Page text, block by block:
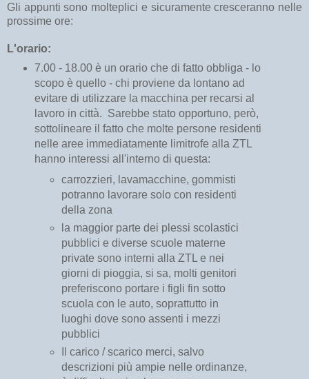
Gli appunti sono molteplici e sicuramente cresceranno nelle
prossime ore:
L'orario:
7.00 - 18.00 è un orario che di fatto obbliga - lo
scopo è quello - chi proviene da lontano ad
evitare di utilizzare la macchina per recarsi al
lavoro in città. Sarebbe stato opportuno, però,
sottolineare il fatto che molte persone residenti
nelle aree immediatamente limitrofe alla ZTL
hanno interessi all'interno di questa:
carrozzieri, lavamacchine, gommisti
potranno lavorare solo con residenti
della zona
la maggior parte dei plessi scolastici
pubblici e diverse scuole materne
private sono interni alla ZTL e nei
giorni di pioggia, si sa, molti genitori
preferiscono portare i figli fin sotto
scuola con le auto, soprattutto in
luoghi dove sono assenti i mezzi
pubblici
Il carico / scarico merci, salvo
descrizioni più ampie nelle ordinanze,